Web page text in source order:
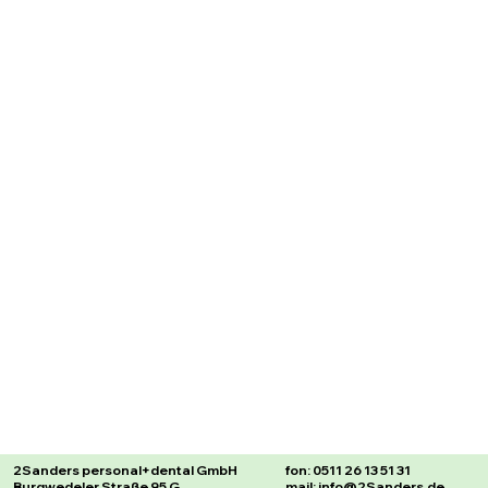
2Sanders personal+dental GmbH
fon: 0511 26 13 51 31